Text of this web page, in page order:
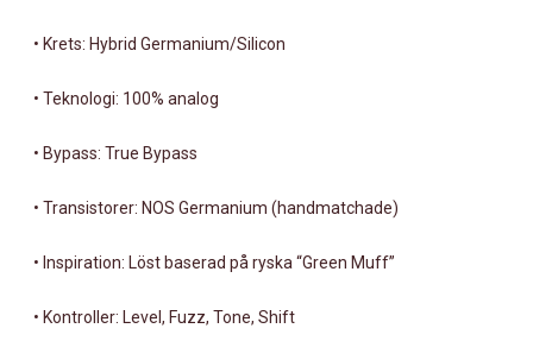
• Krets: Hybrid Germanium/Silicon
• Teknologi: 100% analog
• Bypass: True Bypass
• Transistorer: NOS Germanium (handmatchade)
• Inspiration: Löst baserad på ryska “Green Muff”
• Kontroller: Level, Fuzz, Tone, Shift